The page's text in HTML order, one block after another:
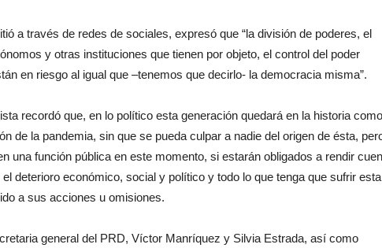
a través de redes de sociales, expresó que “la división de poderes, el
y otras instituciones que tienen por objeto, el control del poder
en riesgo al igual que –tenemos que decirlo- la democracia misma”.
recordó que, en lo político esta generación quedará en la historia como
de la pandemia, sin que se pueda culpar a nadie del origen de ésta,
una función pública en este momento, si estarán obligados a rendir
deterioro económico, social y político y todo lo que tenga que sufrir esta
a sus acciones u omisiones.
general del PRD, Víctor Manríquez y Silvia Estrada, así como